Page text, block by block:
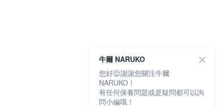
牛爾 NARUKO
您好😊謝謝您關注牛爾
NARUKO！
有任何保養問題或是疑問都可以詢
問小編哦！